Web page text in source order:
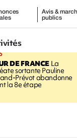
Avis &
publics
DE FRANCELa
sortante Pauline
Prévot abandonne
la 8e étape